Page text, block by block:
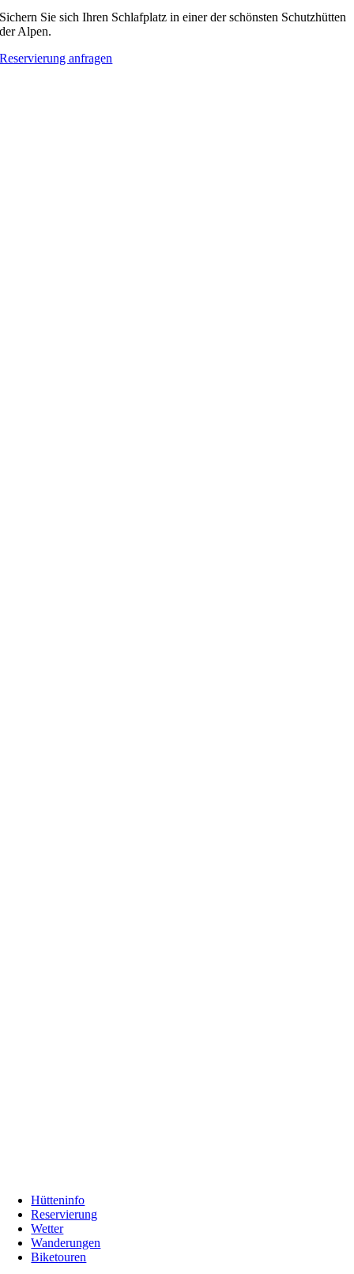
Sichern Sie sich Ihren Schlafplatz in einer der schönsten Schutzhütten
der Alpen.
Reservierung anfragen
Hütteninfo
Reservierung
Wetter
Wanderungen
Biketouren